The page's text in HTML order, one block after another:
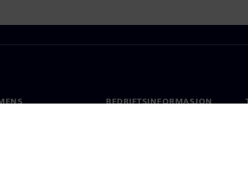
BEDRIFTSINFORMASJON